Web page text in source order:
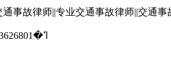
事故律师||专业交通事故律师||交通事
��ʦ��ѯ���ߣ�